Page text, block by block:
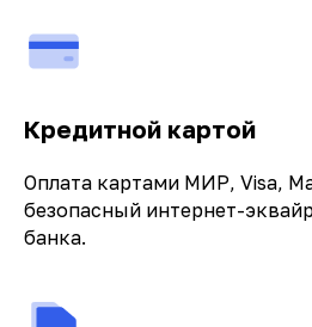
Кредитной картой
Оплата картами МИР, Visa,
безопасный интернет-
банка.